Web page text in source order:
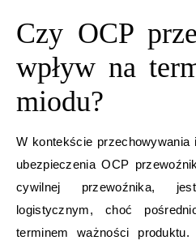
Czy OCP
wpływ na
miodu?
W kontekście
ubezpieczenia OCP
cywilnej przewoźnika,
logistycznym, choć
terminem ważności